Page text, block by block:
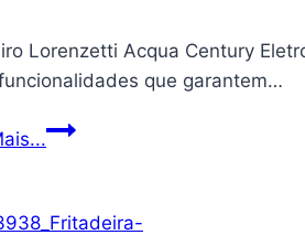
Lorenzetti Acqua Century
que garantem…
Chuveiro
Century